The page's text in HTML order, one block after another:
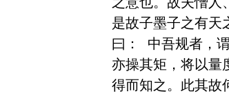
是故子墨子之有天
曰： 中吾规者，
亦操其矩，将以量
得而知之。此其故